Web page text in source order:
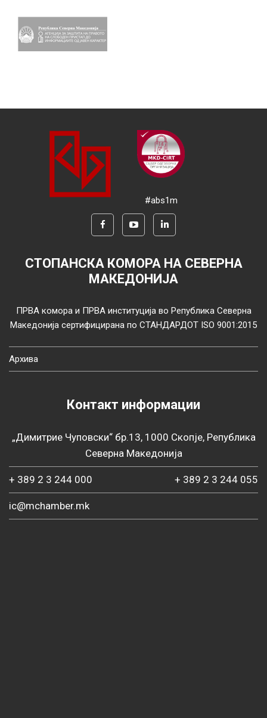
#abs1m
СТОПАНСКА КОМОРА НА СЕВЕРНА
МАКЕДОНИЈА
ПРВА комора и ПРВА институција во Република Северна
Македонија сертифицирана по СТАНДАРДОТ ISO 9001:2015
Архива
Контакт информации
„Димитрие Чуповски“ бр.13, 1000 Скопје, Република
Северна Македонија
+ 389 2 3 244 000 + 389 2 3 244 055
ic@mchamber.mk